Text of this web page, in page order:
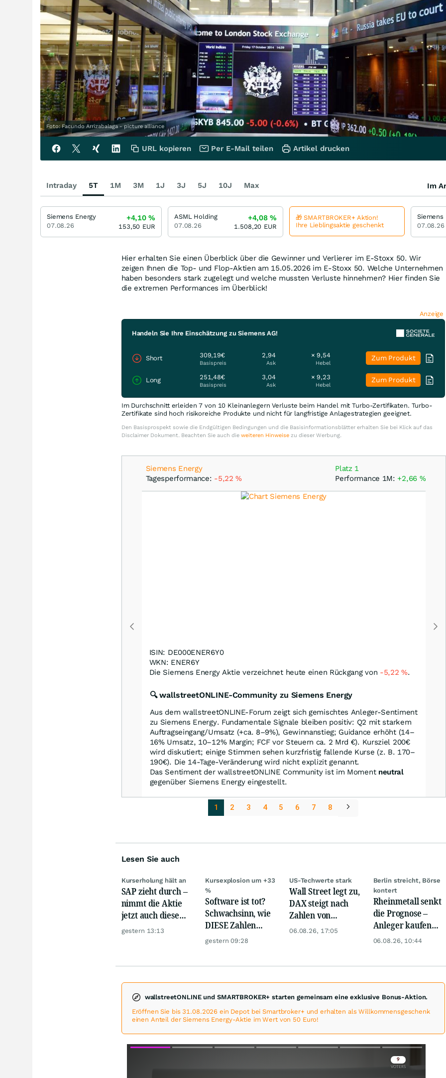
Foto: Facundo Arrizabalaga - picture alliance
Hier erhalten Sie einen Überblick über die Gewinner und Verlierer im E-Stoxx 50. Wir
zeigen Ihnen die Top- und Flop-Aktien am 15.05.2026 im E-Stoxx 50. Welche Unternehmen
haben besonders stark zugelegt und welche mussten Verluste hinnehmen? Hier finden Sie
die extremen Performances im Überblick!
Anzeige
Handeln Sie Ihre Einschätzung zu Siemens AG!
Short 309,19€
Basispreis
2,94
Ask
× 9,54
Hebel
Zum Produkt
Long 251,48€
Basispreis
3,04
Ask
× 9,23
Hebel
Zum Produkt
Im Durchschnitt erleiden 7 von 10 Kleinanlegern Verluste beim Handel mit Turbo-Zertifikaten. Turbo-
Zertifikate sind hoch risikoreiche Produkte und nicht für langfristige Anlagestrategien geeignet.
Den Basisprospekt sowie die Endgültigen Bedingungen und die Basisinformationsblätter erhalten Sie bei Klick auf das
Disclaimer Dokument. Beachten Sie auch die weiteren Hinweisezu dieser Werbung.
Siemens Energy
Tagesperformance: -5,22%
Platz 1
Performance 1M: +2,66 %
ISIN: DE000ENER6Y0
WKN: ENER6Y
Die Siemens Energy Aktie verzeichnet heute einen Rückgang von -5,22%.
🔍 wallstreetONLINE-Community zu Siemens Energy
Aus dem wallstreetONLINE-Forum zeigt sich gemischtes Anleger-Sentiment
zu Siemens Energy. Fundamentale Signale bleiben positiv: Q2 mit starkem
Auftragseingang/Umsatz (+ca. 8–9%), Gewinnanstieg; Guidance erhöht (14–
16% Umsatz, 10–12% Margin; FCF vor Steuern ca. 2 Mrd €). Kursziel 200€
wird diskutiert; einige Stimmen sehen kurzfristig fallende Kurse (z. B. 170–
190€). Die 14-Tage-Veränderung wird nicht explizit genannt.
Das Sentiment der wallstreetONLINE Community ist im Moment neutral
gegenüber Siemens Energy eingestellt.
1 2 3 4 5 6 7 8
Lesen Sie auch
Kurserholung hält an
SAP zieht durch –
nimmt die Aktie
jetzt auch diese
Hürde?
gestern 13:13
Kursexplosion um +33
%
Software ist tot?
Schwachsinn, wie
DIESE Zahlen
zeigen!
gestern 09:28
US-Techwerte stark
Wall Street legt zu,
DAX steigt nach
Zahlen von
Telekom, Henkel
06.08.26, 17:05
Berlin streicht, Börse
kontert
Rheinmetall senkt
die Prognose –
Anleger kaufen
den Schock weg
06.08.26, 10:44
wallstreetONLINE und SMARTBROKER+ starten gemeinsam eine exklusive Bonus-Aktion.
Eröffnen Sie bis 31.08.2026 ein Depot bei Smartbroker+ und erhalten als Willkommensgeschenk
einen Anteil der Siemens Energy-Aktie im Wert von 50 Euro!
URL kopieren Per E-Mail teilen Artikel drucken
Intraday 5T 1M 3M 1J 3J 5J 10J Max Im
Siemens Energy
07.08.26
+4,10%
153,50 EUR
ASML Holding
07.08.26
+4,08%
1.508,20 EUR
🎁 SMARTBROKER+ Aktion!
Ihre Lieblingsaktie geschenkt
Siemens
07.08.26